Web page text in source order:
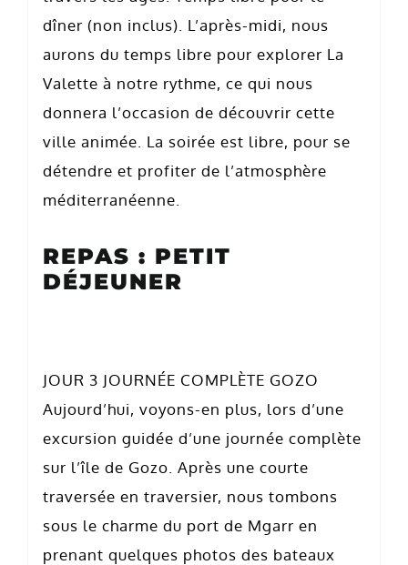
dîner (non inclus). L’après-midi, nous
aurons du temps libre pour explorer La
Valette à notre rythme, ce qui nous
donnera l’occasion de découvrir cette
ville animée. La soirée est libre, pour se
détendre et profiter de l’atmosphère
méditerranéenne.
REPAS : PETIT
DÉJEUNER
JOUR 3 JOURNÉE COMPLÈTE GOZO
Aujourd’hui, voyons-en plus, lors d’une
excursion guidée d’une journée complète
sur l’île de Gozo. Après une courte
traversée en traversier, nous tombons
sous le charme du port de Mgarr en
prenant quelques photos des bateaux